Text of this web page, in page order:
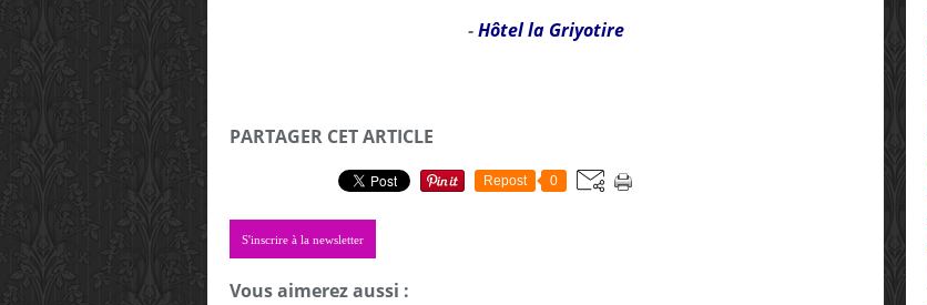
- Hôtel la Griyotire
PARTAGER CET ARTICLE
Repost 0
S'inscrire à la newsletter
Vous aimerez aussi :